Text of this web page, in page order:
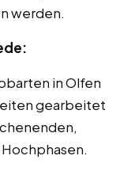
werden.
in Olfen
gearbeitet